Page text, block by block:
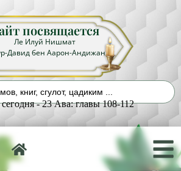
посвящается
Ле Илуй Нишмат
Давид бен Аарон-Андижан
- 23 Ава: главы 108-112